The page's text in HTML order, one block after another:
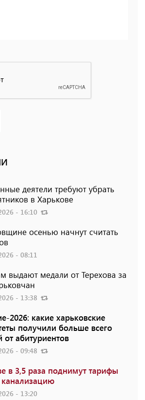
деятели требуют убрать
в Харькове
- 16:10
осенью начнут считать
- 08:11
выдают медали от Терехова за
- 13:38
2026: какие харьковские
получили больше всего
от абитуриентов
- 09:48
в 3,5 раза поднимут тарифы
- 13:20